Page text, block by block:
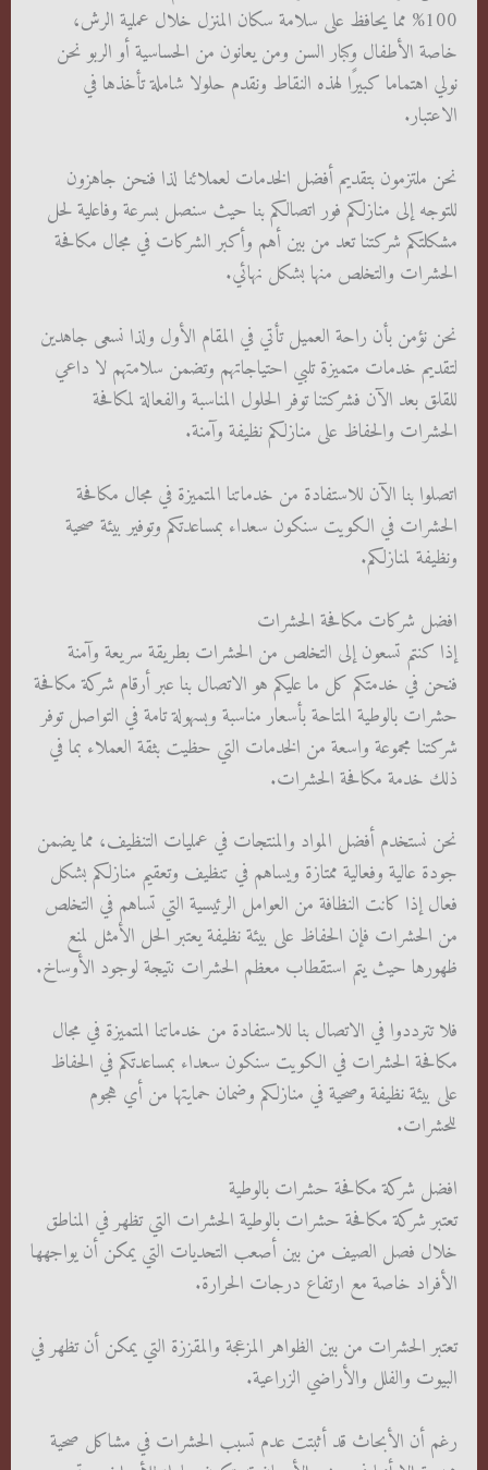
100% مما يحافظ على سلامة سكان المنزل خلال عملية الرش،
خاصة الأطفال وكبار السن ومن يعانون من الحساسية أو الربو نحن
نولي اهتماما كبيرًا لهذه النقاط ونقدم حلولا شاملة تأخذها في
الاعتبار.
نحن ملتزمون بتقديم أفضل الخدمات لعملائنا لذا فنحن جاهزون
للتوجه إلى منازلكم فور اتصالكم بنا حيث سنصل بسرعة وفاعلية لحل
مشكلتكم شركتنا تعد من بين أهم وأكبر الشركات في مجال مكافحة
الحشرات والتخلص منها بشكل نهائي.
نحن نؤمن بأن راحة العميل تأتي في المقام الأول ولذا نسعى جاهدين
لتقديم خدمات متميزة تلبي احتياجاتهم وتضمن سلامتهم لا داعي
للقلق بعد الآن فشركتنا توفر الحلول المناسبة والفعالة لمكافحة
الحشرات والحفاظ على منازلكم نظيفة وآمنة.
اتصلوا بنا الآن للاستفادة من خدماتنا المتميزة في مجال مكافحة
الحشرات في الكويت سنكون سعداء بمساعدتكم وتوفير بيئة صحية
ونظيفة لمنازلكم.
افضل شركات مكافحة الحشرات
إذا كنتم تسعون إلى التخلص من الحشرات بطريقة سريعة وآمنة
فنحن في خدمتكم كل ما عليكم هو الاتصال بنا عبر أرقام شركة مكافحة
حشرات بالوطية المتاحة بأسعار مناسبة وبسهولة تامة في التواصل توفر
شركتنا مجموعة واسعة من الخدمات التي حظيت بثقة العملاء بما في
ذلك خدمة مكافحة الحشرات.
نحن نستخدم أفضل المواد والمنتجات في عمليات التنظيف، مما يضمن
جودة عالية وفعالية ممتازة ويساهم في تنظيف وتعقيم منازلكم بشكل
فعال إذا كانت النظافة من العوامل الرئيسية التي تساهم في التخلص
من الحشرات فإن الحفاظ على بيئة نظيفة يعتبر الحل الأمثل لمنع
ظهورها حيث يتم استقطاب معظم الحشرات نتيجة لوجود الأوساخ.
فلا تترددوا في الاتصال بنا للاستفادة من خدماتنا المتميزة في مجال
مكافحة الحشرات في الكويت سنكون سعداء بمساعدتكم في الحفاظ
على بيئة نظيفة وصحية في منازلكم وضمان حمايتها من أي هجوم
للحشرات.
افضل شركة مكافحة حشرات بالوطية
تعتبر شركة مكافحة حشرات بالوطية الحشرات التي تظهر في المناطق
خلال فصل الصيف من بين أصعب التحديات التي يمكن أن يواجهها
الأفراد خاصة مع ارتفاع درجات الحرارة.
تعتبر الحشرات من بين الظواهر المزعجة والمقززة التي يمكن أن تظهر في
البيوت والفلل والأراضي الزراعية.
رغم أن الأبحاث قد أثبتت عدم تسبب الحشرات في مشاكل صحية